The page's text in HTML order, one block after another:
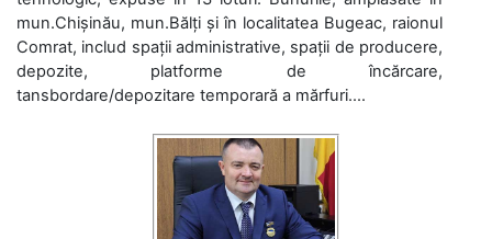
mun.Chișinău, mun.Bălți și în localitatea Bugeac, raionul
Comrat, includ spații administrative, spații de producere,
depozite, platforme de încărcare,
tansbordare/depozitare temporară a mărfuri....